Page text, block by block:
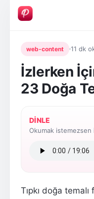
web-content 11 dk
İzlerken
23 Doğa
DINLE
Okumak
Tıpkı doğa